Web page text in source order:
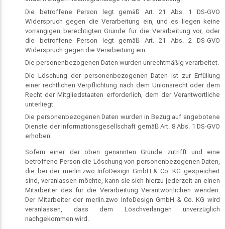
Die betroffene Person legt gemäß Art. 21 Abs. 1 DS-GVO
Widerspruch gegen die Verarbeitung ein, und es liegen keine
vorrangigen berechtigten Gründe für die Verarbeitung vor, oder
die betroffene Person legt gemäß Art. 21 Abs. 2 DS-GVO
Widerspruch gegen die Verarbeitung ein.
Die personenbezogenen Daten wurden unrechtmäßig verarbeitet.
Die Löschung der personenbezogenen Daten ist zur Erfüllung
einer rechtlichen Verpflichtung nach dem Unionsrecht oder dem
Recht der Mitgliedstaaten erforderlich, dem der Verantwortliche
unterliegt.
Die personenbezogenen Daten wurden in Bezug auf angebotene
Dienste der Informationsgesellschaft gemäß Art. 8 Abs. 1 DS-GVO
erhoben.
Sofern einer der oben genannten Gründe zutrifft und eine
betroffene Person die Löschung von personenbezogenen Daten,
die bei der merlin.zwo InfoDesign GmbH & Co. KG gespeichert
sind, veranlassen möchte, kann sie sich hierzu jederzeit an einen
Mitarbeiter des für die Verarbeitung Verantwortlichen wenden.
Der Mitarbeiter der merlin.zwo InfoDesign GmbH & Co. KG wird
veranlassen, dass dem Löschverlangen unverzüglich
nachgekommen wird.